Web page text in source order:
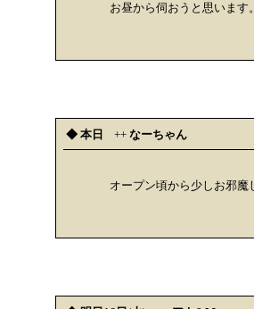
お昼から伺おうと思います
◆ 本日 ++ なーちゃん
オープン頃から少しお邪